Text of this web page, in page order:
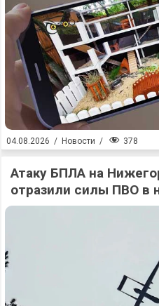
04.08.2026 / Новости / 378
Атаку БПЛА на
отразили силы ПВО в